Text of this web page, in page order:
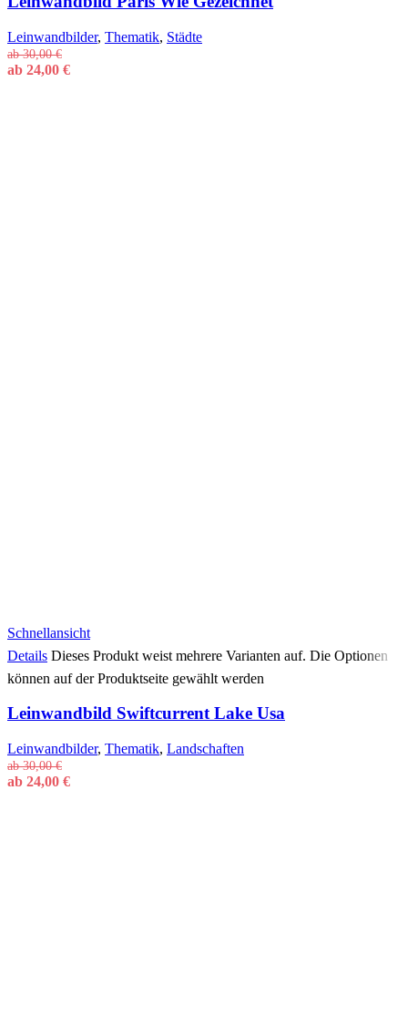
Leinwandbilder, Thematik, Städte
ab30,00€
ab 24,00 €
Schnellansicht
Details Dieses Produkt weist mehrere Varianten auf. Die Optionen
können auf der Produktseite gewählt werden
Leinwandbild Swiftcurrent Lake Usa
Leinwandbilder, Thematik, Landschaften
ab30,00€
ab 24,00 €